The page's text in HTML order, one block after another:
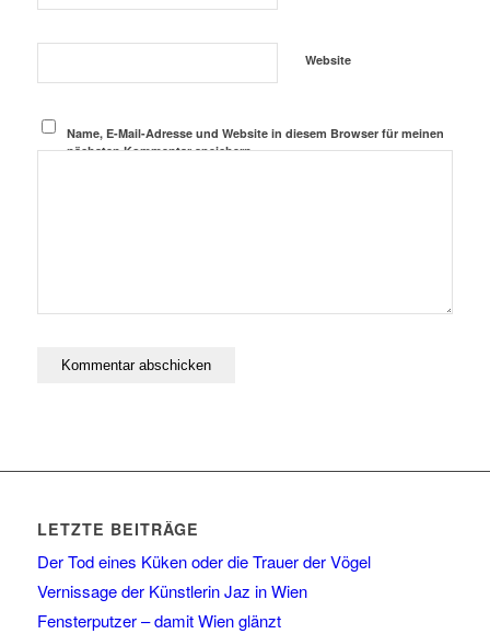
Website
Name, E-Mail-Adresse und Website in diesem Browser für meinen
nächsten Kommentar speichern.
LETZTE BEITRÄGE
Der Tod eines Küken oder die Trauer der Vögel
Vernissage der Künstlerin Jaz in Wien
Fensterputzer – damit Wien glänzt